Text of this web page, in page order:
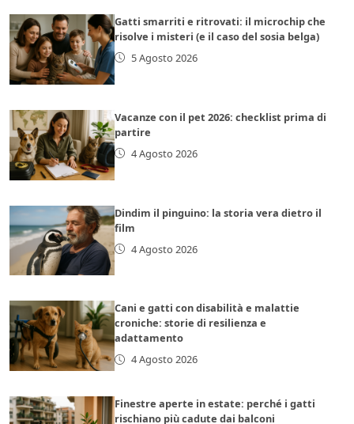
Gatti smarriti e ritrovati: il microchip che
risolve i misteri (e il caso del sosia belga)
5 Agosto 2026
Vacanze con il pet 2026: checklist prima di
partire
4 Agosto 2026
Dindim il pinguino: la storia vera dietro il
film
4 Agosto 2026
Cani e gatti con disabilità e malattie
croniche: storie di resilienza e
adattamento
4 Agosto 2026
Finestre aperte in estate: perché i gatti
rischiano più cadute dai balconi